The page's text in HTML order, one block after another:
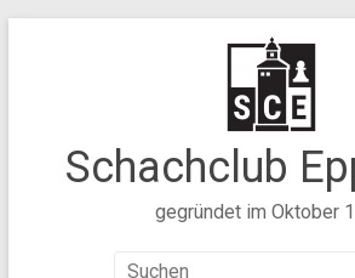
Schachclub
gegründet im Oktober